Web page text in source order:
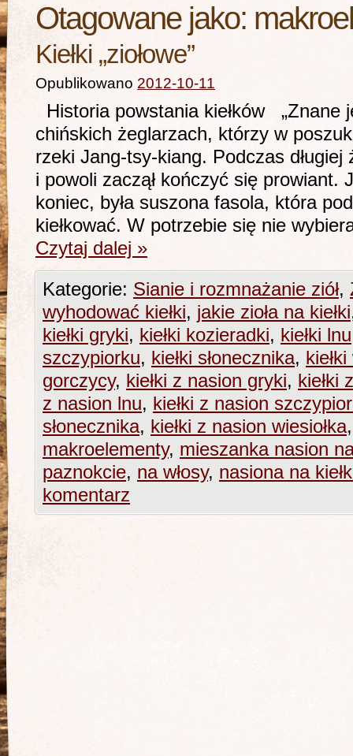
Otagowane jako:
Kiełki „ziołowe”
Opublikowano 2012-10-11
Historia powstania kiełków „Znane
chińskich żeglarzach, którzy w
rzeki Jang-tsy-kiang. Podczas długiej
i powoli zaczął kończyć się prowiant.
koniec, była suszona fasola, która
kiełkować. W potrzebie się nie
Czytaj dalej »
Kategorie: Sianie i rozmnażanie ziół,
wyhodować kiełki, jakie zioła na kiełki
kiełki gryki, kiełki kozieradki, kiełki lnu
szczypiorku, kiełki słonecznika,
gorczycy, kiełki z nasion gryki, kiełki
z nasion lnu, kiełki z nasion
słonecznika, kiełki z nasion wiesiołka
makroelementy, mieszanka nasion
paznokcie, na włosy, nasiona na
komentarz